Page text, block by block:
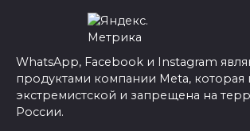
WhatsApp, Facebook и Instagram
продуктами компании Meta, которая
экстремистской и запрещена на
России.